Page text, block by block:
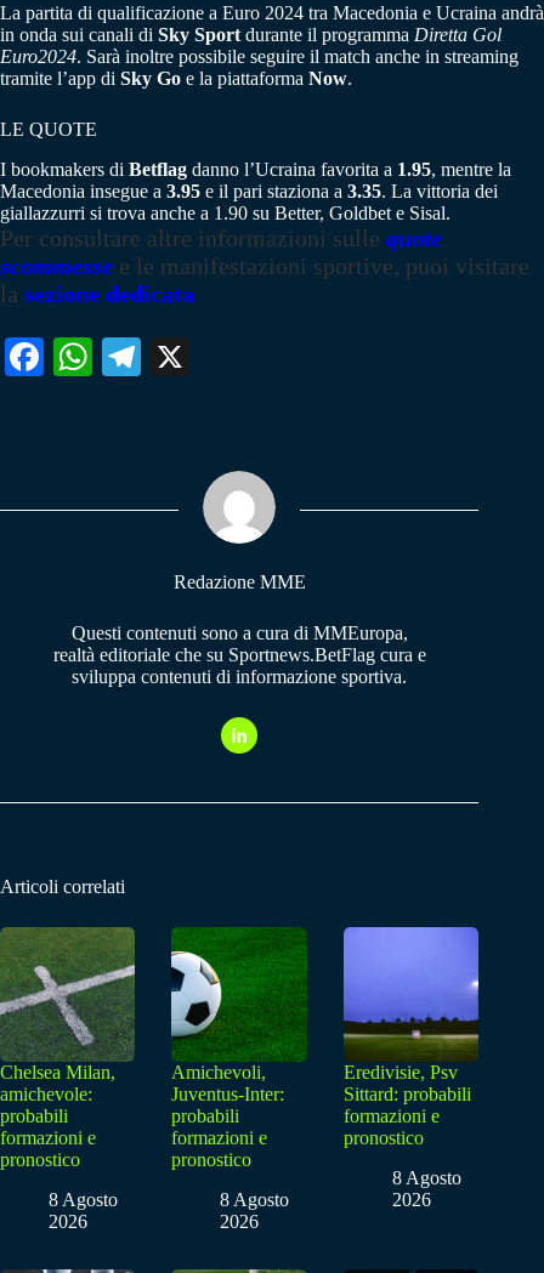
La partita di qualificazione a Euro 2024 tra Macedonia e Ucraina andrà
in onda sui canali di Sky Sport durante il programma Diretta Gol
Euro2024. Sarà inoltre possibile seguire il match anche in streaming
tramite l’app di Sky Go e la piattaforma Now.
LE QUOTE
I bookmakers di Betflag danno l’Ucraina favorita a 1.95, mentre la
Macedonia insegue a 3.95 e il pari staziona a 3.35. La vittoria dei
giallazzurri si trova anche a 1.90 su Better, Goldbet e Sisal.
Per consultare altre informazioni sulle quote
scommesse e le manifestazioni sportive, puoi visitare
la sezione dedicata
Fa W
pp
Te
m
Redazione MME
Questi contenuti sono a cura di MMEuropa,
realtà editoriale che su Sportnews.BetFlag cura e
sviluppa contenuti di informazione sportiva.
Articoli correlati
Chelsea Milan,
amichevole:
probabili
formazioni e
pronostico
8 Agosto
2026
Amichevoli,
Juventus-Inter:
probabili
formazioni e
pronostico
8 Agosto
2026
Eredivisie, Psv
Sittard: probabili
formazioni e
pronostico
8 Agosto
2026